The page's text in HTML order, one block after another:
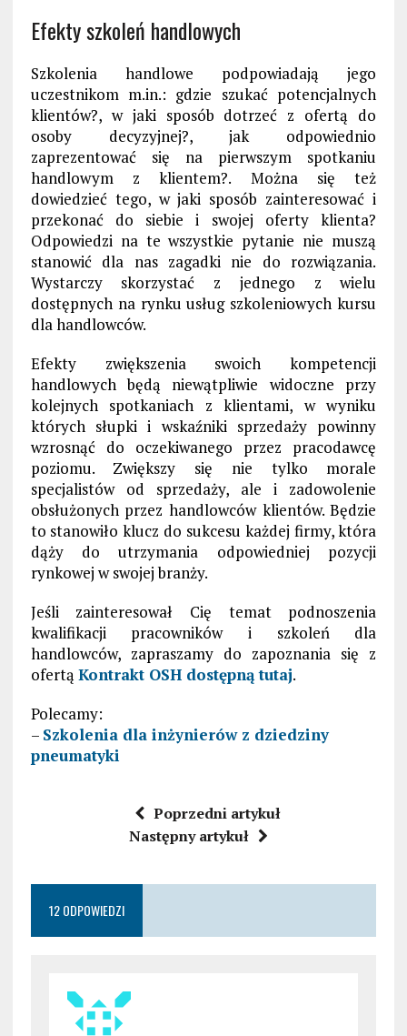
Efekty szkoleń handlowych
Szkolenia handlowe podpowiadają jego
uczestnikom m.in.: gdzie szukać potencjalnych
klientów?, w jaki sposób dotrzeć z ofertą do
osoby decyzyjnej?, jak odpowiednio
zaprezentować się na pierwszym spotkaniu
handlowym z klientem?. Można się też
dowiedzieć tego, w jaki sposób zainteresować i
przekonać do siebie i swojej oferty klienta?
Odpowiedzi na te wszystkie pytanie nie muszą
stanowić dla nas zagadki nie do rozwiązania.
Wystarczy skorzystać z jednego z wielu
dostępnych na rynku usług szkoleniowych kursu
dla handlowców.
Efekty zwiększenia swoich kompetencji
handlowych będą niewątpliwie widoczne przy
kolejnych spotkaniach z klientami, w wyniku
których słupki i wskaźniki sprzedaży powinny
wzrosnąć do oczekiwanego przez pracodawcę
poziomu. Zwiększy się nie tylko morale
specjalistów od sprzedaży, ale i zadowolenie
obsłużonych przez handlowców klientów. Będzie
to stanowiło klucz do sukcesu każdej firmy, która
dąży do utrzymania odpowiedniej pozycji
rynkowej w swojej branży.
Jeśli zainteresował Cię temat podnoszenia
kwalifikacji pracowników i szkoleń dla
handlowców, zapraszamy do zapoznania się z
ofertą Kontrakt OSH dostępną tutaj.
Polecamy:
– Szkolenia dla inżynierów z dziedziny
pneumatyki
Poprzedni artykuł
Następny artykuł
12 ODPOWIEDZI